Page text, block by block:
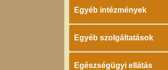
Egyéb intézmények
Egyéb szolgáltatások
Egészségügyi ellátás